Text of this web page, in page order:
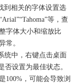
到相关的字体设置选
等，查
字体大小和缩放比
常。
统中，右键点击桌面
否设置为最佳状态。
100%，可能会导致浏